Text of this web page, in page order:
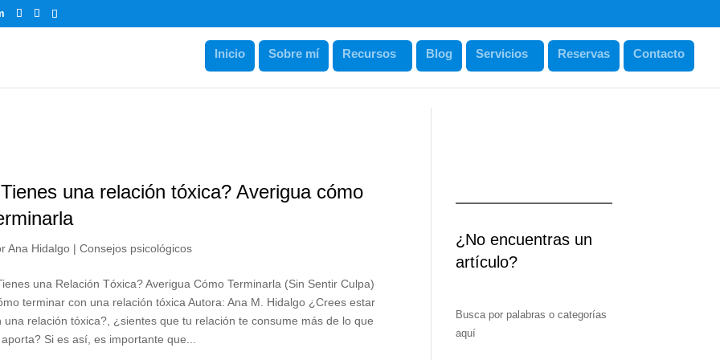
Inicio Sobre mí Recursos Blog Servicios Reservas Contacto
una relación tóxica? Averigua cómo
Ana Hidalgo |Consejos psicológicos
una Relación Tóxica? Averigua Cómo Terminarla (Sin Sentir Culpa)
terminar con una relación tóxica Autora: Ana M. Hidalgo ¿Crees estar
una relación tóxica?, ¿sientes que tu relación te consume más de lo que
Si es así, es importante que...
¿No encuentras un
artículo?
Busca por palabras o categorías
aquí